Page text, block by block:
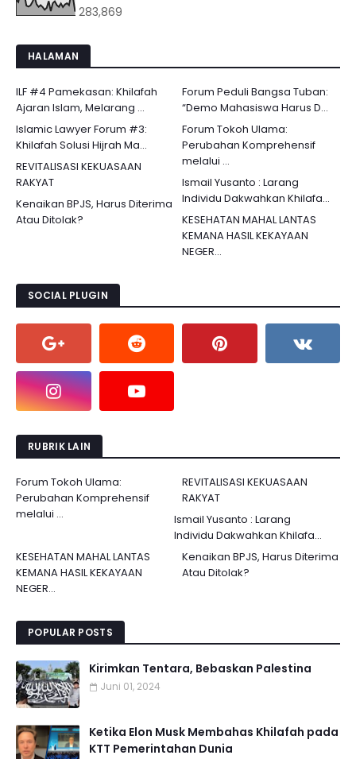
283,869
HALAMAN
ILF #4 Pamekasan: Khilafah
Ajaran Islam, Melarang ...
Forum Peduli Bangsa Tuban:
“Demo Mahasiswa Harus D...
Islamic Lawyer Forum #3:
Khilafah Solusi Hijrah Ma...
Forum Tokoh Ulama:
Perubahan Komprehensif
melalui ...
REVITALISASI KEKUASAAN
RAKYAT
Ismail Yusanto : Larang
Individu Dakwahkan Khilafa...
Kenaikan BPJS, Harus Diterima
Atau Ditolak?
KESEHATAN MAHAL LANTAS
KEMANA HASIL KEKAYAAN
NEGER...
SOCIAL PLUGIN
RUBRIK LAIN
Forum Tokoh Ulama:
Perubahan Komprehensif
melalui ...
REVITALISASI KEKUASAAN
RAKYAT
Ismail Yusanto : Larang
Individu Dakwahkan Khilafa...
Kenaikan BPJS, Harus Diterima
Atau Ditolak?
KESEHATAN MAHAL LANTAS
KEMANA HASIL KEKAYAAN
NEGER...
POPULAR POSTS
Kirimkan Tentara, Bebaskan Palestina
Juni 01, 2024
Ketika Elon Musk Membahas Khilafah pada
KTT Pemerintahan Dunia